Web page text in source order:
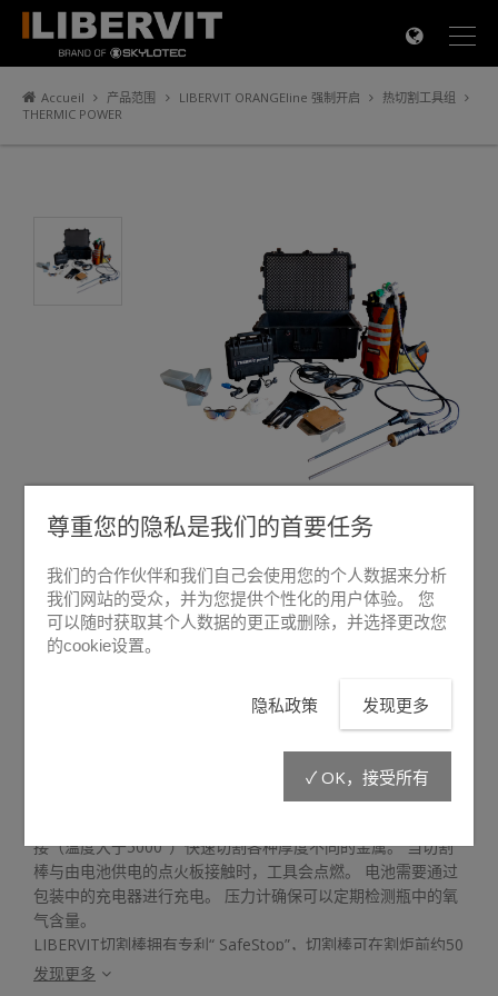
Accueil 产品范围 LIBERVIT ORANGEline 强制开启
热切割工具组
THERMIC POWER
THERMIC POWER
接（温度大于5000°）快速切割各种厚度不同的金属。 当切割
棒与由电池供电的点火板接触时，工具会点燃。 电池需要通过
包装中的充电器进行充电。 压力计确保可以定期检测瓶中的氧
气含量。
LIBERVIT切割棒拥有专利“ SafeStop”，切割棒可在割炬前约50
毫米处自动停止燃烧，从而避免了灼伤操作者或割炬的风险
发现更多
×
尊重您的隐私是我们的首要任务
我们的合作伙伴和我们自己会使用您的个人数据来分析
我们网站的受众，并为您提供个性化的用户体验。 您
可以随时获取其个人数据的更正或删除，并选择更改您
的cookie设置。
隐私政策 发现更多
✓ OK，接受所有